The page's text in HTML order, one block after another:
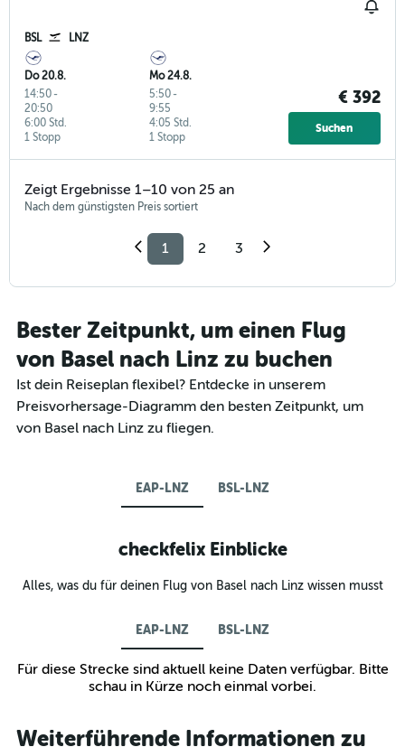
BSL LNZ
Do 20.8.
14:50-
20:50
1 Stopp
6:00 Std.
Mo 24.8.
5:50-
9:55
1 Stopp
4:05 Std.
€ 392
Suchen
Zeigt Ergebnisse 1–10 von 25 an
Nach dem günstigsten Preis sortiert
1 2 3
Bester Zeitpunkt, um einen Flug
von Basel nach Linz zu buchen
Ist dein Reiseplan flexibel? Entdecke in unserem
Preisvorhersage-Diagramm den besten Zeitpunkt, um
von Basel nach Linz zu fliegen.
EAP-LNZ BSL-LNZ
checkfelix Einblicke
Alles, was du für deinen Flug von Basel nach Linz wissen musst
EAP-LNZ BSL-LNZ
Für diese Strecke sind aktuell keine Daten verfügbar. Bitte
schau in Kürze noch einmal vorbei.
Weiterführende Informationen zu